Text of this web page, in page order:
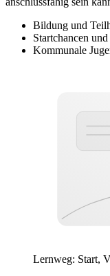
Bildung und
Startchancen
Kommunale
Lernweg: Start,